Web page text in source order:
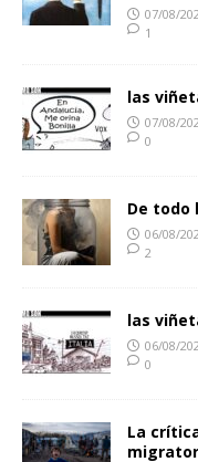
07/08/
1
las
07/08/
0
De todo
06/08/
2
las
06/08/
0
La